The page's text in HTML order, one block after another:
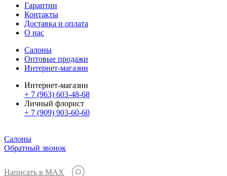
Гарантии
Контакты
Доставка и оплата
О нас
Салоны
Оптовые продажи
Интернет-магазин
Интернет-магазин
+ 7 (963) 603-48-68
Личный флорист
+ 7 (909) 903-60-60
Салоны
Обратный звонок
Написать в MAX